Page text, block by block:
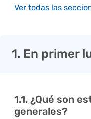
Ver todas las
1. En primer
1.1. ¿Qué son
generales?